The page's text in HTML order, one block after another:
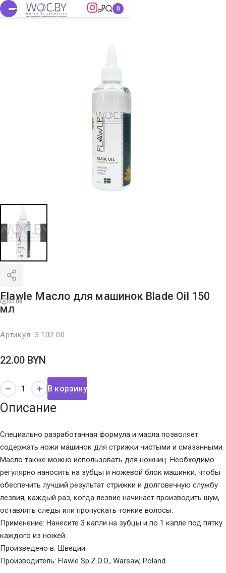
4108
Flawle Масло для машинок Blade Oil 150
мл
Артикул: 3.102.00
22.00 BYN
В корзину
Описание
Специально разработанная формула и масла позволяет
содержать ножи машинок для стрижки чистыми и смазанными.
Масло также можно использовать для ножниц. Необходимо
регулярно наносить на зубцы и ножевой блок машинки, чтобы
обеспечить лучший результат стрижки и долговечную службу
лезвия, каждый раз, когда лезвие начинает производить шум,
оставлять следы или пропускать тонкие волосы.
Применение: Нанесите 3 капли на зубцы и по 1 капле под пятку
каждого из ножей.
Произведено в: Швеции
Производитель: Flawle Sp.Z.O.O., Warsaw, Poland